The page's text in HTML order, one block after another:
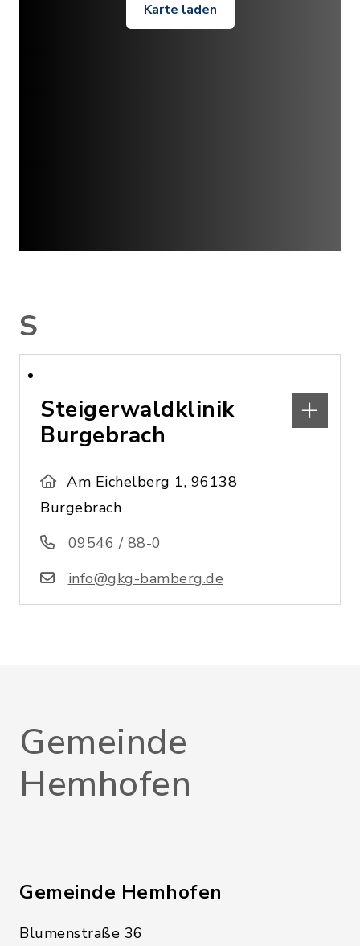
Karte laden
S
Steigerwaldklinik
Burgebrach
Am Eichelberg 1, 96138
Burgebrach
09546 / 88-0
info@gkg-bamberg.de
Gemeinde
Hemhofen
Gemeinde Hemhofen
Blumenstraße 36